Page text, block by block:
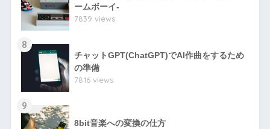
ームボーイ-
7839 views
8
チャットGPT(ChatGPT)でAI作曲をするため
の準備
7816 views
9
8bit音楽への変換の仕方